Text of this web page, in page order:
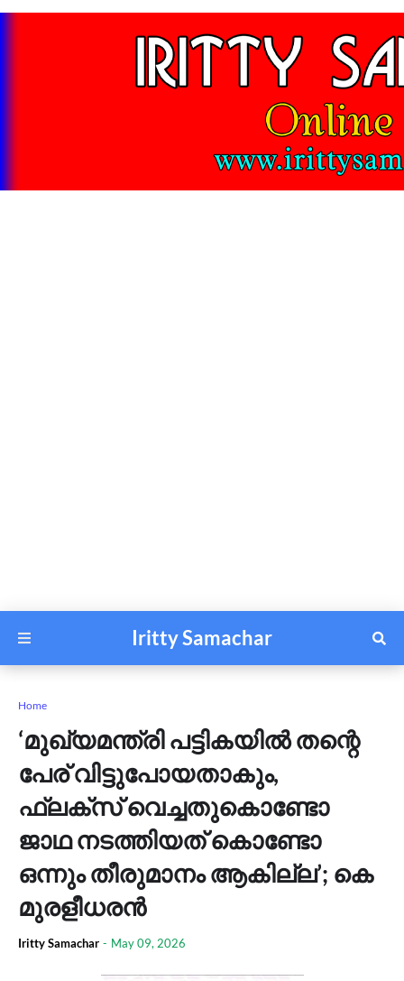
Iritty Samachar
Home
‘മുഖ്യമന്ത്രി പട്ടികയിൽ തന്റെ
പേര് വിട്ടുപോയതാകും,
ഫ്ലക്സ് വെച്ചതുകൊണ്ടോ
ജാഥ നടത്തിയത് കൊണ്ടോ
ഒന്നും തീരുമാനം ആകില്ല’; കെ
മുരളീധരൻ
Iritty Samachar - May 09, 2026